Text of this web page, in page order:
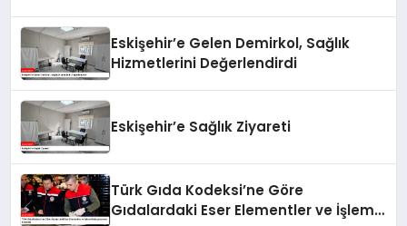
Eskişehir’e Gelen Demirkol, Sağlık
Hizmetlerini Değerlendirdi
Eskişehir’e Sağlık Ziyareti
Türk Gıda Kodeksi’ne Göre
Gıdalardaki Eser Elementler ve İşleme